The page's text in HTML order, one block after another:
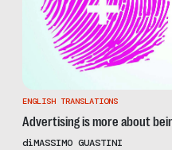
ENGLISH TRANSLATIONS
Advertising is more about
diMASSIMO GUASTINI